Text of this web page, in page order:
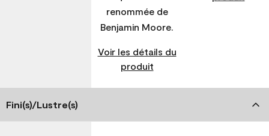
renommée de
Benjamin Moore.
Voir les détails du
produit
Fini(s)/Lustre(s)